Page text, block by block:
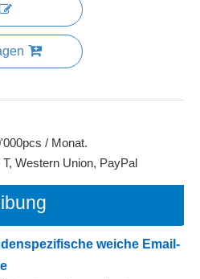
/ Monat.
T, Western Union, PayPal
weiche Email-